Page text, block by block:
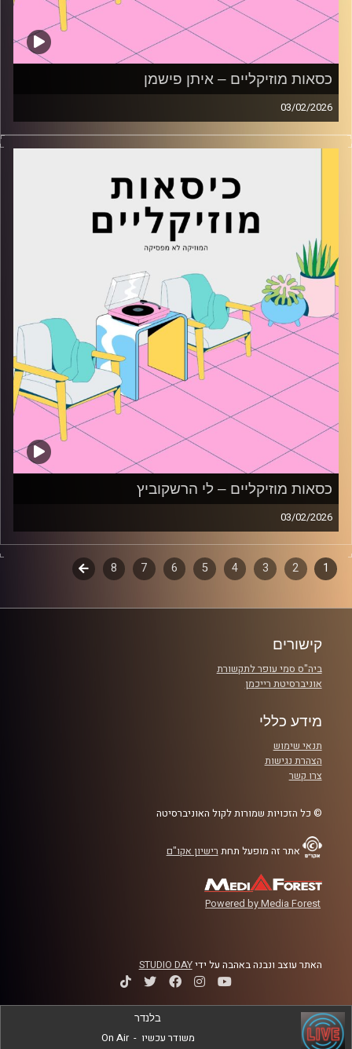
כסאות מוזיקליים – איתן פישמן
03/02/2026
כסאות מוזיקליים עם איתן פישמן
כסאות מוזיקליים – לי הרשקוביץ
03/02/2026
כסאות מוזיקליים עם לי הרשקוביץ
קרדיט תמונות:AudioVersity
דפדוף
1
2
3
4
5
6
7
8
לשלב
קישורים
ביה"ס סמי עופר לתקשורת
אוניברסיטת רייכמן
מידע כללי
תנאי שימוש
הצהרת נגישות
צרו קשר
© כל הזכויות שמורות לקול האוניברסיטה
אתר זה מופעל תחת רישיון אקו"ם
Powered by Media Forest
האתר עוצב ונבנה באהבה על ידיSTUDIO DAY
בלנדר
משודר עכשיו -
On Air